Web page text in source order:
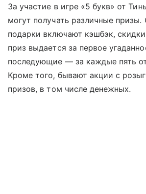
За участие в игре «5 букв» от
могут получать различные призы.
подарки включают кэшбэк, скидки
приз выдается за первое
последующие — за каждые пять
Кроме того, бывают акции с
призов, в том числе денежных.